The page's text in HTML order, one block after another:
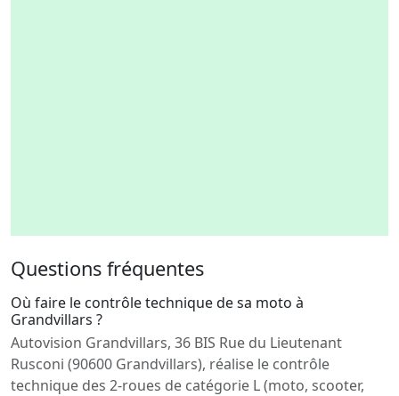
Questions fréquentes
Où faire le contrôle technique de sa moto à
Grandvillars ?
Autovision Grandvillars, 36 BIS Rue du Lieutenant
Rusconi (90600 Grandvillars), réalise le contrôle
technique des 2-roues de catégorie L (moto, scooter,